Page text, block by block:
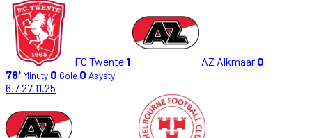
FC Twente 1 AZ Alkmaar 0
78' Minuty 0 Gole 0 Asysty
6.727.11.25